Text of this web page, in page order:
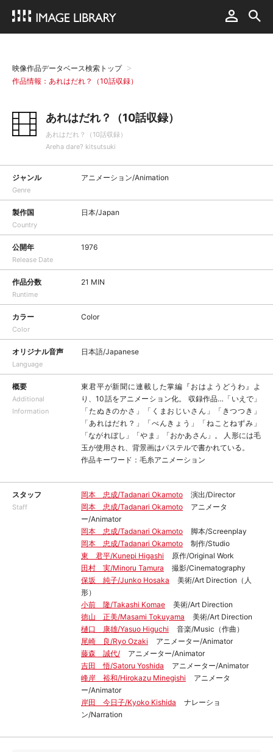
映像作品データベース検索トップ
作品情報：あれはだれ？（10話収録）
あれはだれ？（10話収録）
あれはだれ？（10話収録）
Areha dare? kitsutsuki
ジャンル
Genre
アニメーション/Animation
製作国
Country
日本/Japan
公開年
Release Date
1976
作品分数
Runtime
21 MIN
カラー
Color
Color
オリジナル音声
Language
日本語/Japanese
概要
Additional
Information
東君平が新聞に連載した掌編『おはようどうわ』よ
り、10話をアニメーション化。 収録作品…「いえで」
「たぬきのかさ」「くまおじいさん」「きつつき」
「あれはだれ？」「べんきょう」「ねことねずみ」
「ながれぼし」「やま」「おかあさん」。 人形には毛
玉が使用され、背景画はパステルで書かれている。
作品キーワード：毛糸アニメーション
スタッフ
Staff
岡本 忠成/Tadanari Okamoto
演出/Director
岡本 忠成/Tadanari Okamoto
アニメータ
ー/Animator
岡本 忠成/Tadanari Okamoto
脚本/Screenplay
岡本 忠成/Tadanari Okamoto
制作/Studio
東 君平/Kunepi Higashi
原作/Original Work
田村 実/Minoru Tamura
撮影/Cinematography
保坂 純子/Junko Hosaka
美術/Art Direction（人
形）
小前 隆/Takashi Komae
美術/Art Direction
徳山 正美/Masami Tokuyama
美術/Art Direction
樋口 康雄/Yasuo Higuchi
音楽/Music（作曲）
尾崎 良/Ryo Ozaki
アニメーター/Animator
藤森 誠代/
アニメーター/Animator
吉田 悟/Satoru Yoshida
アニメーター/Animator
峰岸 裕和/Hirokazu Minegishi
アニメータ
ー/Animator
岸田 今日子/Kyoko Kishida
ナレーショ
ン/Narration